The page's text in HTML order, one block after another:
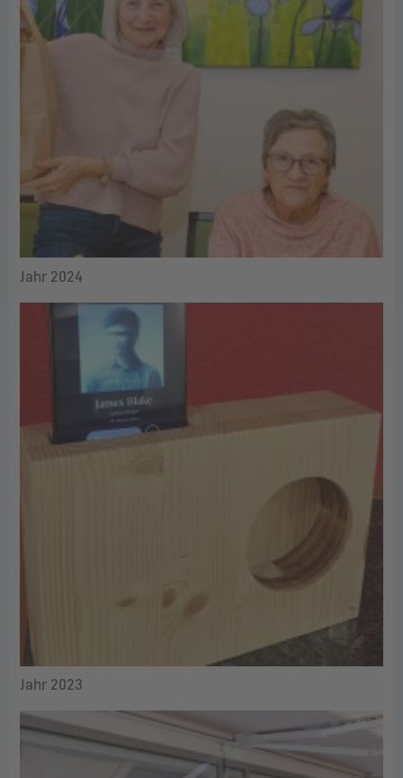
Jahr 2024
Jahr 2023